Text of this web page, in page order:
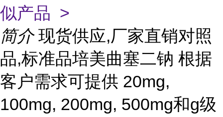
似产品 >
简介 现货供应,厂家直销对照
品,标准品培美曲塞二钠 根据
客户需求可提供 20mg,
100mg, 200mg, 500mg和g级